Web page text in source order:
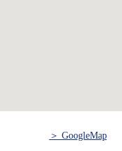
＞ GoogleMap